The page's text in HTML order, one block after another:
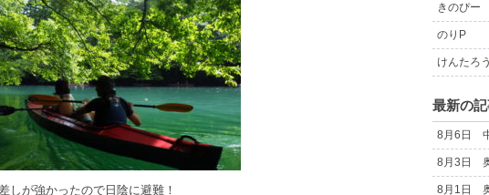
しが強かったので日陰に避難！
きのぴー
のりP
けんたろう
最新の
8月6日
8月3日
8月1日